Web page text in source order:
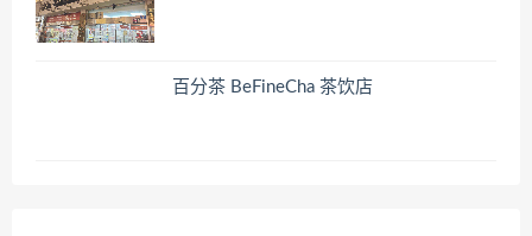
百分茶 BeFineCha 茶饮店